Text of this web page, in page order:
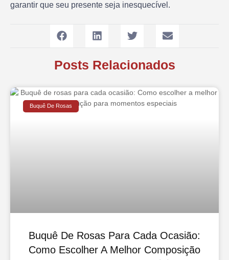
garantir que seu presente seja inesquecível.
Posts Relacionados
Buquê De Rosas
Buquê De Rosas Para Cada Ocasião:
Como Escolher A Melhor Composição